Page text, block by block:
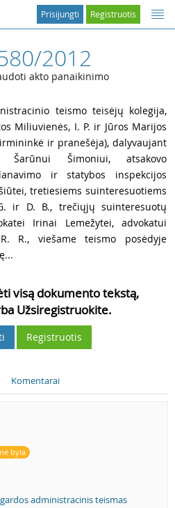
Registruotis
Prisijungti
2012
akto panaikinimo
teismo teisėjų kolegija,
Miliuvienės, I. P. ir Jūros Marijos
ir pranešėja), dalyvaujant
Šarūnui Šimoniui, atsakovo
ir statybos inspekcijos
tretiesiems suinteresuotiems
ir D. B., trečiųjų suinteresuotų
Irinai Lemežytei, advokatui
R., viešame teismo posėdyje
visą dokumento tekstą,
Užsiregistruokite.
Registruotis
Komentarai
byla
administracinis teismas